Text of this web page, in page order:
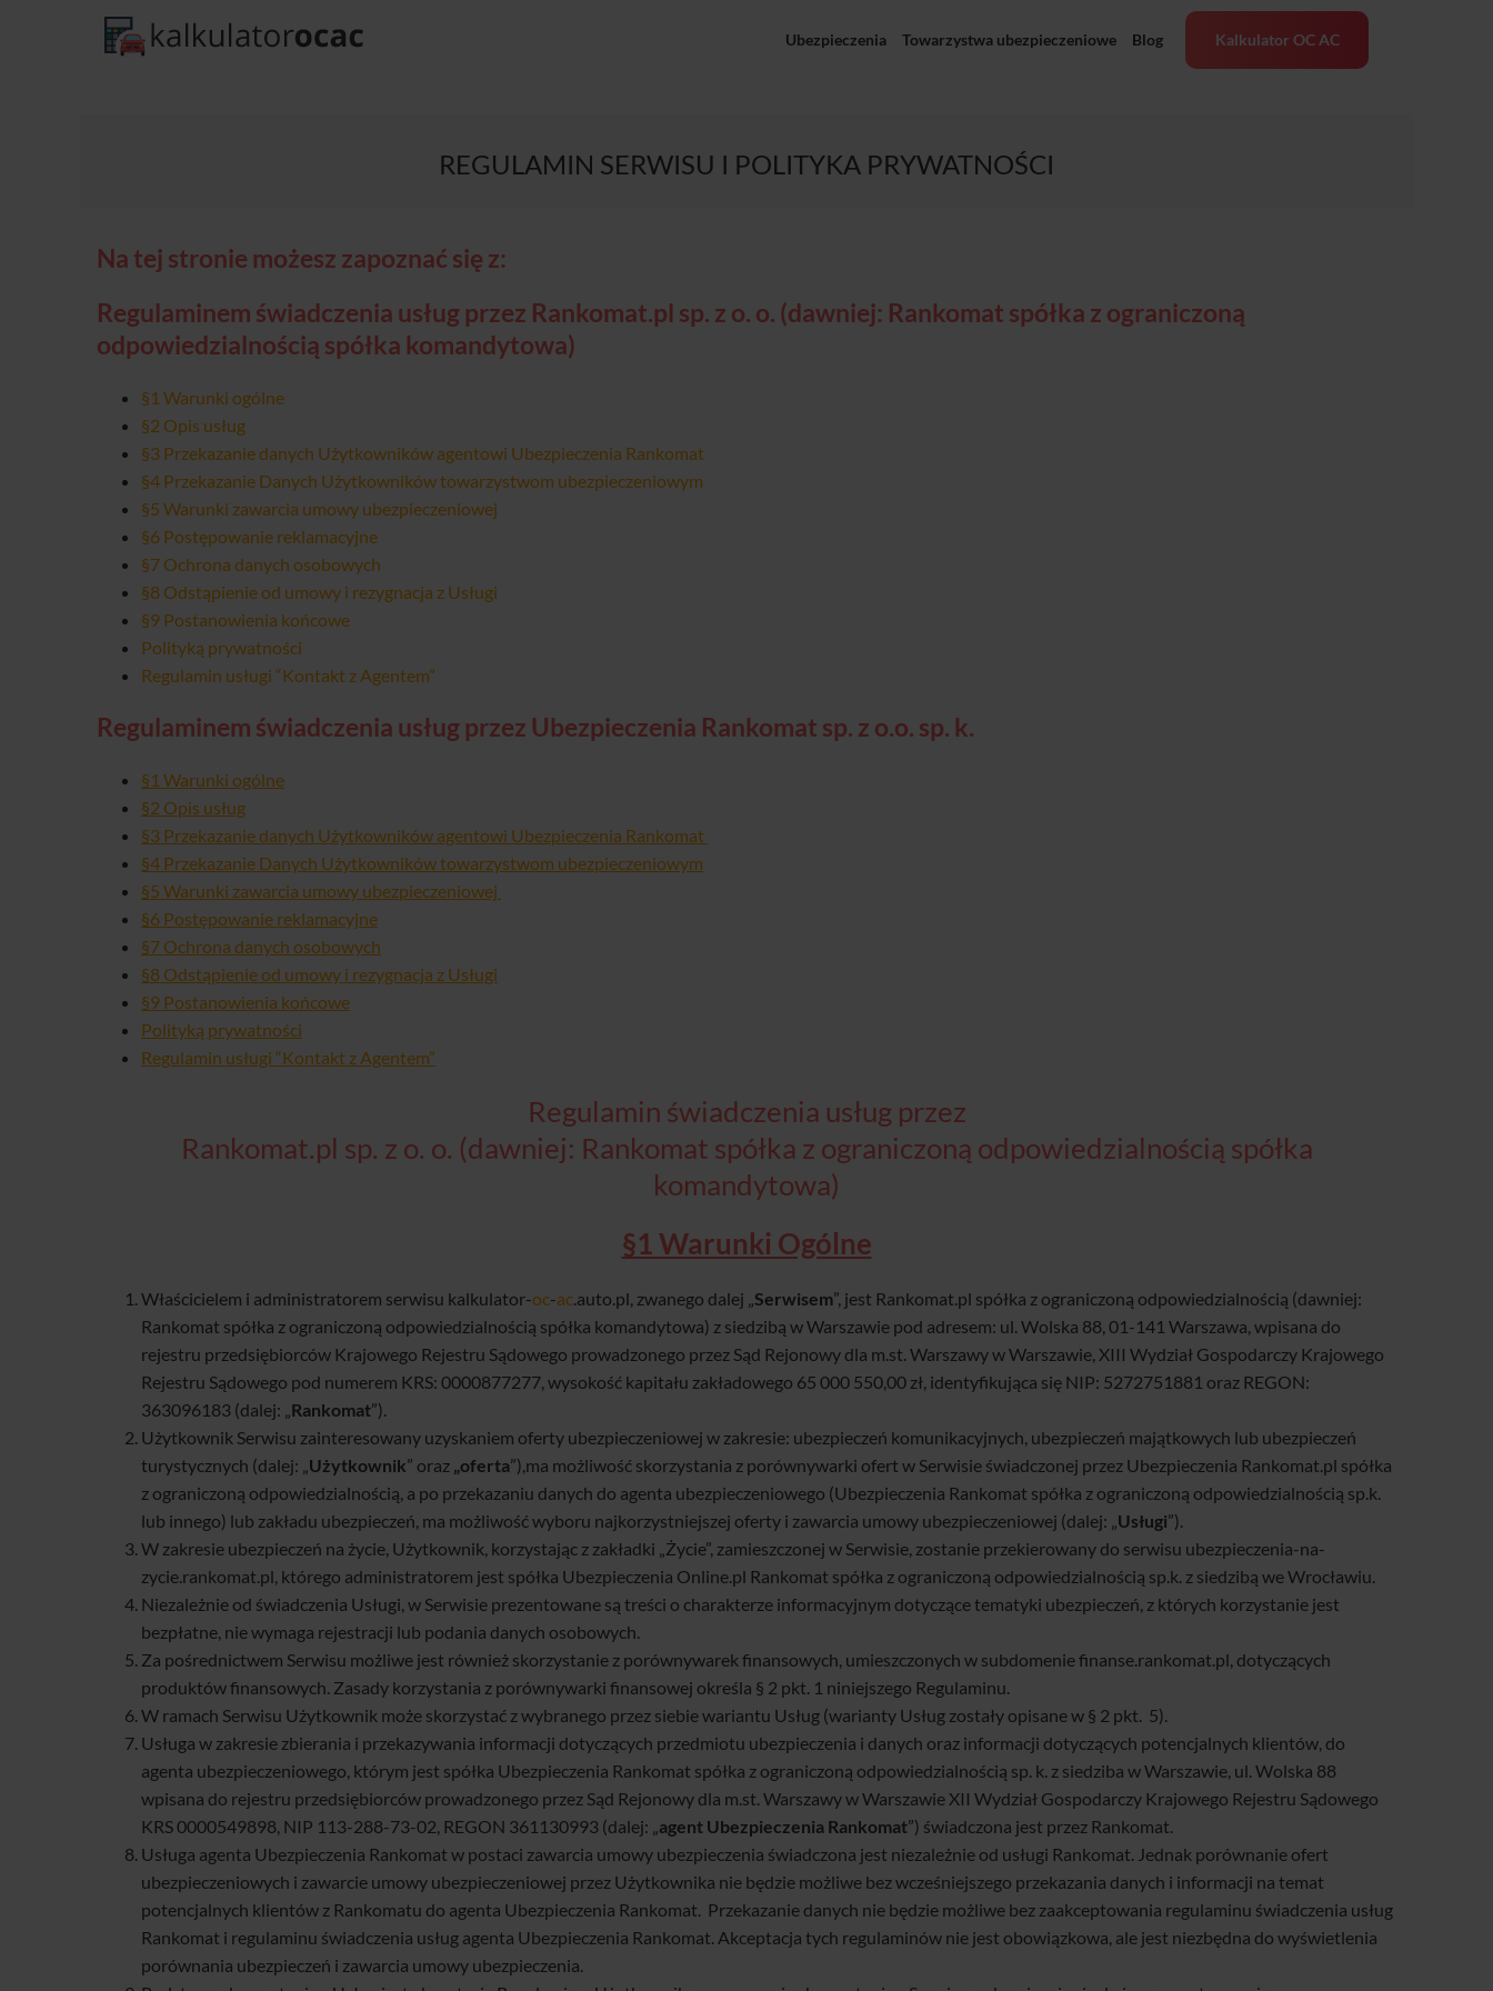
Ubezpieczenia Towarzystwa ubezpieczeniowe Blog Kalkulator OC AC
REGULAMIN SERWISU I POLITYKA PRYWATNOŚCI
Na tej stronie możesz zapoznać się z:
Regulaminem świadczenia usług przez Rankomat.pl sp. z o. o. (dawniej: Rankomat spółka z ograniczoną
odpowiedzialnością spółka komandytowa)
§1 Warunki ogólne
§2 Opis usług
§3 Przekazanie danych Użytkowników agentowi Ubezpieczenia Rankomat
§4 Przekazanie Danych Użytkowników towarzystwom ubezpieczeniowym
§5 Warunki zawarcia umowy ubezpieczeniowej
§6 Postępowanie reklamacyjne
§7 Ochrona danych osobowych
§8 Odstąpienie od umowy i rezygnacja z Usługi
§9 Postanowienia końcowe
Polityką prywatności
Regulamin usługi “Kontakt z Agentem”
Regulaminem świadczenia usług przez Ubezpieczenia Rankomat sp. z o.o. sp. k.
§1 Warunki ogólne
§2 Opis usług
§3 Przekazanie danych Użytkowników agentowi Ubezpieczenia Rankomat
§4 Przekazanie Danych Użytkowników towarzystwom ubezpieczeniowym
§5 Warunki zawarcia umowy ubezpieczeniowej
§6 Postępowanie reklamacyjne
§7 Ochrona danych osobowych
§8 Odstąpienie od umowy i rezygnacja z Usługi
§9 Postanowienia końcowe
Polityką prywatności
Regulamin usługi “Kontakt z Agentem”
Regulamin świadczenia usług przez
Rankomat.pl sp. z o. o. (dawniej: Rankomat spółka z ograniczoną odpowiedzialnością spółka
komandytowa)
§1 Warunki Ogólne
Właścicielem i administratorem serwisu kalkulator-oc-ac.auto.pl, zwanego dalej „Serwisem”, jest Rankomat.pl spółka z ograniczoną odpowiedzialnością (dawniej:
Rankomat spółka z ograniczoną odpowiedzialnością spółka komandytowa) z siedzibą w Warszawie pod adresem: ul. Wolska 88, 01-141 Warszawa, wpisana do
rejestru przedsiębiorców Krajowego Rejestru Sądowego prowadzonego przez Sąd Rejonowy dla m.st. Warszawy w Warszawie, XIII Wydział Gospodarczy Krajowego
Rejestru Sądowego pod numerem KRS: 0000877277, wysokość kapitału zakładowego 65 000 550,00 zł, identyfikująca się NIP: 5272751881 oraz REGON:
363096183 (dalej: „Rankomat”).
Użytkownik Serwisu zainteresowany uzyskaniem oferty ubezpieczeniowej w zakresie: ubezpieczeń komunikacyjnych, ubezpieczeń majątkowych lub ubezpieczeń
turystycznych (dalej: „Użytkownik” oraz „oferta”),ma możliwość skorzystania z porównywarki ofert w Serwisie świadczonej przez Ubezpieczenia Rankomat.pl spółka
z ograniczoną odpowiedzialnością, a po przekazaniu danych do agenta ubezpieczeniowego (Ubezpieczenia Rankomat spółka z ograniczoną odpowiedzialnością sp.k.
lub innego) lub zakładu ubezpieczeń, ma możliwość wyboru najkorzystniejszej oferty i zawarcia umowy ubezpieczeniowej (dalej: „Usługi”).
W zakresie ubezpieczeń na życie, Użytkownik, korzystając z zakładki „Życie”, zamieszczonej w Serwisie, zostanie przekierowany do serwisu ubezpieczenia-na-
zycie.rankomat.pl, którego administratorem jest spółka Ubezpieczenia Online.pl Rankomat spółka z ograniczoną odpowiedzialnością sp.k. z siedzibą we Wrocławiu.
Niezależnie od świadczenia Usługi, w Serwisie prezentowane są treści o charakterze informacyjnym dotyczące tematyki ubezpieczeń, z których korzystanie jest
bezpłatne, nie wymaga rejestracji lub podania danych osobowych.
Za pośrednictwem Serwisu możliwe jest również skorzystanie z porównywarek finansowych, umieszczonych w subdomenie finanse.rankomat.pl, dotyczących
produktów finansowych. Zasady korzystania z porównywarki finansowej określa § 2 pkt. 1 niniejszego Regulaminu.
W ramach Serwisu Użytkownik może skorzystać z wybranego przez siebie wariantu Usług (warianty Usług zostały opisane w § 2 pkt. 5).
Usługa w zakresie zbierania i przekazywania informacji dotyczących przedmiotu ubezpieczenia i danych oraz informacji dotyczących potencjalnych klientów, do
agenta ubezpieczeniowego, którym jest spółka Ubezpieczenia Rankomat spółka z ograniczoną odpowiedzialnością sp. k. z siedziba w Warszawie, ul. Wolska 88
wpisana do rejestru przedsiębiorców prowadzonego przez Sąd Rejonowy dla m.st. Warszawy w Warszawie XII Wydział Gospodarczy Krajowego Rejestru Sądowego
KRS 0000549898, NIP 113-288-73-02, REGON 361130993 (dalej: „agent Ubezpieczenia Rankomat”) świadczona jest przez Rankomat.
Usługa agenta Ubezpieczenia Rankomat w postaci zawarcia umowy ubezpieczenia świadczona jest niezależnie od usługi Rankomat. Jednak porównanie ofert
ubezpieczeniowych i zawarcie umowy ubezpieczeniowej przez Użytkownika nie będzie możliwe bez wcześniejszego przekazania danych i informacji na temat
potencjalnych klientów z Rankomatu do agenta Ubezpieczenia Rankomat. Przekazanie danych nie będzie możliwe bez zaakceptowania regulaminu świadczenia usług
Rankomat i regulaminu świadczenia usług agenta Ubezpieczenia Rankomat. Akceptacja tych regulaminów nie jest obowiązkowa, ale jest niezbędna do wyświetlenia
porównania ubezpieczeń i zawarcia umowy ubezpieczenia.